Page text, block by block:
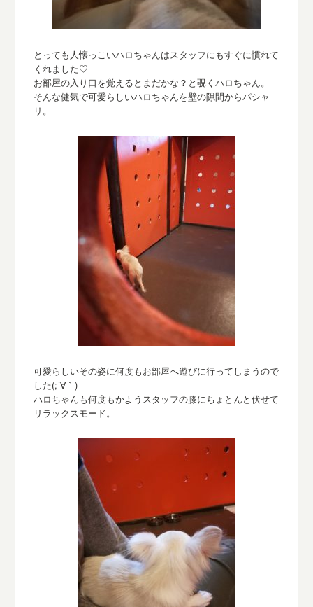
とっても人懐っこいハロちゃんはスタッフにもすぐに慣れて
くれました♡
お部屋の入り口を覚えるとまだかな？と覗くハロちゃん。
そんな健気で可愛らしいハロちゃんを壁の隙間からパシャ
リ。
可愛らしいその姿に何度もお部屋へ遊びに行ってしまうので
した(;´∀｀)
ハロちゃんも何度もかようスタッフの膝にちょとんと伏せて
リラックスモード。